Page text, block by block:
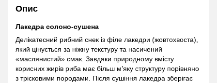
Опис
Лакедра солоно-сушена
Делікатесний рибний снек із філе лакедри (жовтохвоста),
який цінується за ніжну текстуру та насичений
«маслянистий» смак. Завдяки природному вмісту
корисних жирів риба має більш м’яку структуру порівняно
з трісковими породами. Після сушіння лакедра зберігає